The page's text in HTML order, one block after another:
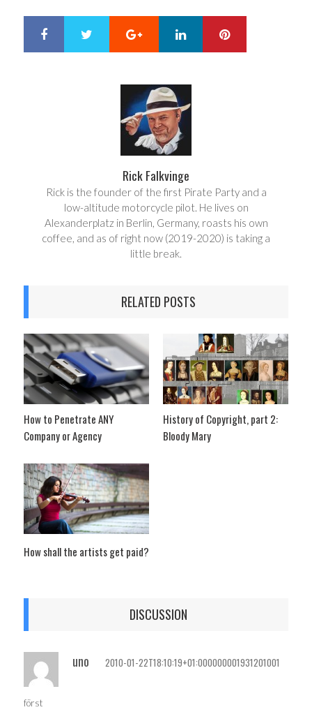
Google+ LinkedIn
Rick Falkvinge
Rick is the founder of the first Pirate Party and a
low-altitude motorcycle pilot. He lives on
Alexanderplatz in Berlin, Germany, roasts his own
coffee, and as of right now (2019-2020) is taking a
little break.
RELATED POSTS
How to Penetrate ANY
Company or Agency
History of Copyright, part 2:
Bloody Mary
How shall the artists get paid?
DISCUSSION
uno 2010-01-22T18:10:19+01:000000001931201001
först